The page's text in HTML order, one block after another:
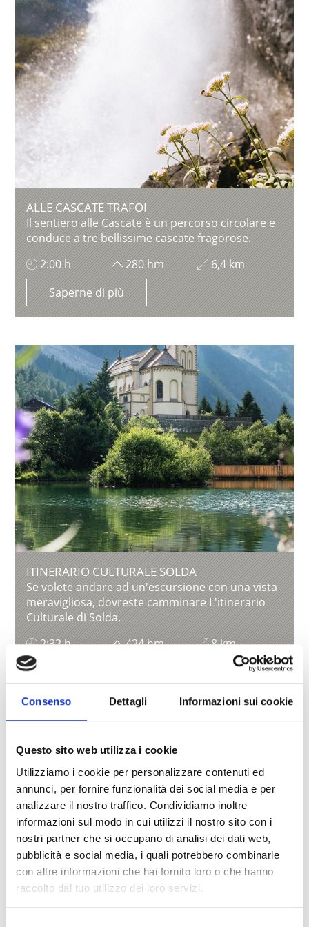
Consenso Dettagli Informazioni sui cookie
Questo sito web utilizza i cookie
Utilizziamo i cookie per personalizzare contenuti ed
annunci, per fornire funzionalità dei social media e per
analizzare il nostro traffico. Condividiamo inoltre
informazioni sul modo in cui utilizzi il nostro sito con i
nostri partner che si occupano di analisi dei dati web,
pubblicità e social media, i quali potrebbero combinarle
con altre informazioni che hai fornito loro o che hanno
raccolto dal tuo utilizzo dei loro servizi.
ALLE CASCATE TRAFOI
Il sentiero alle Cascate è un percorso circolare e
conduce a tre bellissime cascate fragorose.
2:00 h
280 hm
6,4 km
Saperne di più
ITINERARIO CULTURALE SOLDA
Se volete andare ad un'escursione con una vista
meravigliosa, dovreste camminare L'itinerario
Culturale di Solda.
2:32 h
424 hm
8 km